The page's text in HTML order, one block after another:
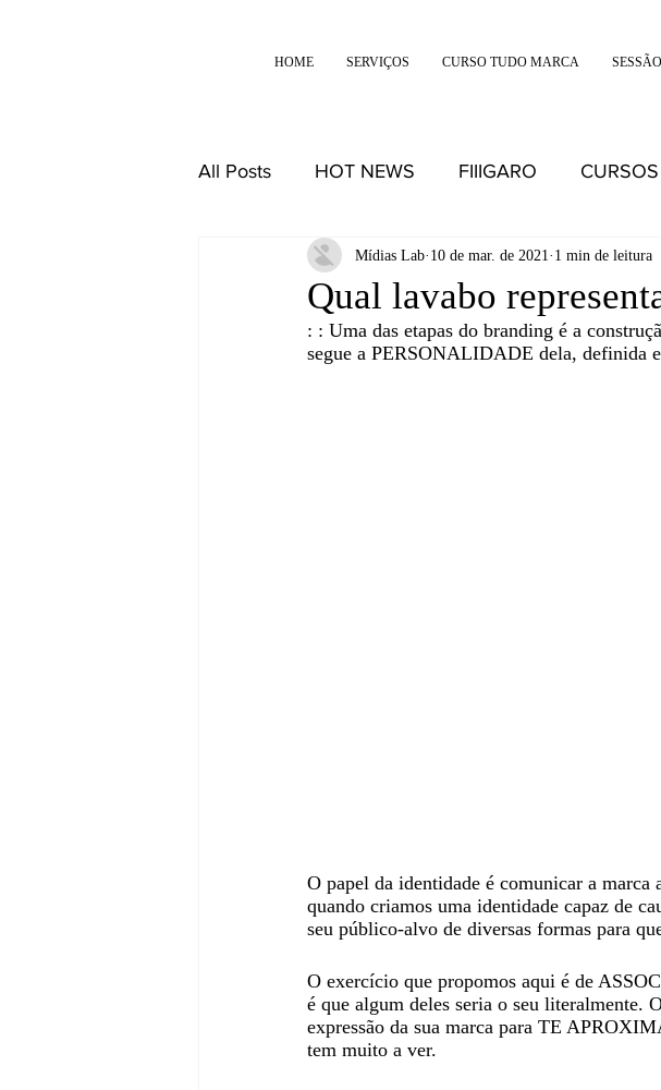
HOME SERVIÇOS CURSO TUDO MARCA
All Posts HOT NEWS FIIIGARO CURSOS
DESIGN REFLEXÕES
Qual lavabo
Mídias Lab 10 de mar. de 2021 1 min de leitura
: : Uma das etapas do branding é a
segue a PERSONALIDADE dela, definida
O papel da identidade é comunicar a
quando criamos uma identidade capaz de
seu público-alvo de diversas formas para
O exercício que propomos aqui é de
é que algum deles seria o seu literalmente.
expressão da sua marca para TE
tem muito a ver.